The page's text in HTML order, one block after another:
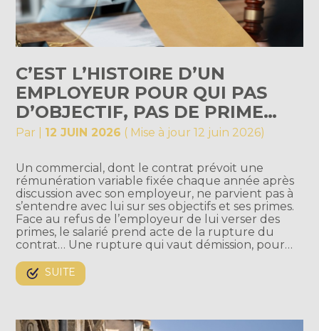
C’EST L’HISTOIRE D’UN
EMPLOYEUR POUR QUI PAS
D’OBJECTIF, PAS DE PRIME…
Par 12 JUIN 2026 ( Mise à jour 12 juin 2026)
Un commercial, dont le contrat prévoit une
rémunération variable fixée chaque année après
discussion avec son employeur, ne parvient pas à
s’entendre avec lui sur ses objectifs et ses primes.
Face au refus de l’employeur de lui verser des
primes, le salarié prend acte de la rupture du
contrat… Une rupture qui vaut démission, pour…
SUITE